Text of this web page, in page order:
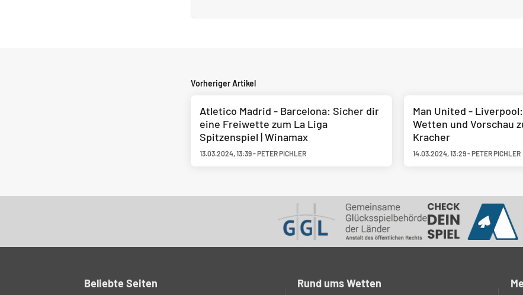
Vorheriger Artikel
Atletico Madrid - Barcelona: Sicher dir
eine Freiwette zum La Liga
Spitzenspiel | Winamax
13.03.2024,13:39-PETER PICHLER
Man United -
Wetten und Vorschau
Kracher
14.03.2024,13:29-PETER PICHLER
Beliebte Seiten Rund ums Wetten